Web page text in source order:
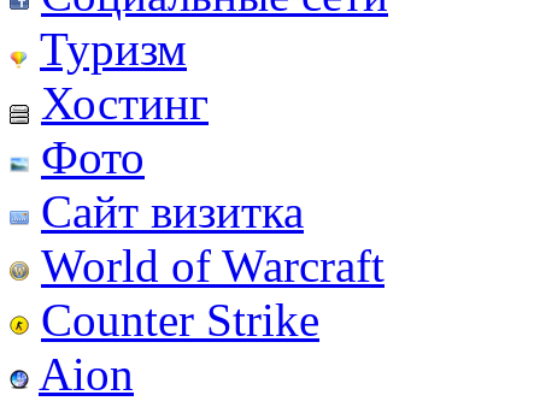
Туризм
Хостинг
Фото
Сайт визитка
World of Warcraft
Counter Strike
Aion